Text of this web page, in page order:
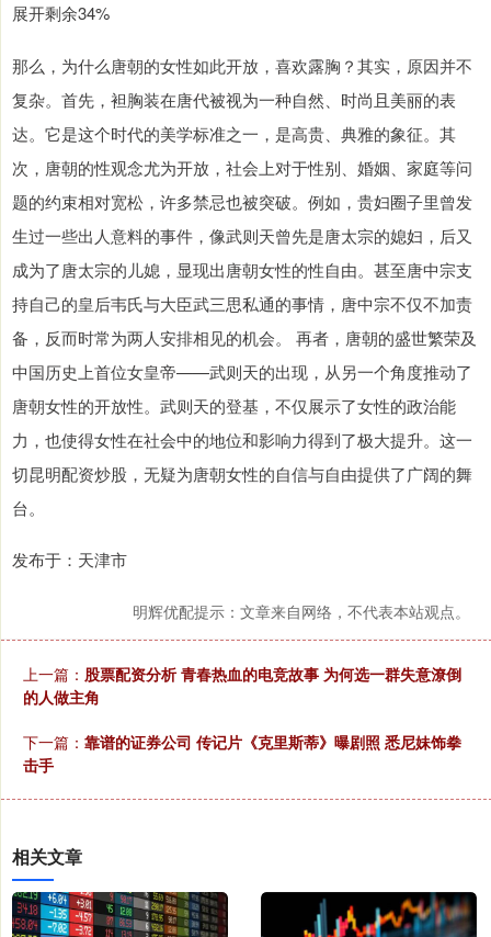
展开剩余34%
那么，为什么唐朝的女性如此开放，喜欢露胸？其实，原因并不
复杂。首先，袒胸装在唐代被视为一种自然、时尚且美丽的表
达。它是这个时代的美学标准之一，是高贵、典雅的象征。其
次，唐朝的性观念尤为开放，社会上对于性别、婚姻、家庭等问
题的约束相对宽松，许多禁忌也被突破。例如，贵妇圈子里曾发
生过一些出人意料的事件，像武则天曾先是唐太宗的媳妇，后又
成为了唐太宗的儿媳，显现出唐朝女性的性自由。甚至唐中宗支
持自己的皇后韦氏与大臣武三思私通的事情，唐中宗不仅不加责
备，反而时常为两人安排相见的机会。 再者，唐朝的盛世繁荣及
中国历史上首位女皇帝——武则天的出现，从另一个角度推动了
唐朝女性的开放性。武则天的登基，不仅展示了女性的政治能
力，也使得女性在社会中的地位和影响力得到了极大提升。这一
切昆明配资炒股，无疑为唐朝女性的自信与自由提供了广阔的舞
台。
发布于：天津市
明辉优配提示：文章来自网络，不代表本站观点。
上一篇： 股票配资分析 青春热血的电竞故事 为何选一群失意潦倒
的人做主角
下一篇： 靠谱的证券公司 传记片《克里斯蒂》曝剧照 悉尼妹饰拳
击手
相关文章